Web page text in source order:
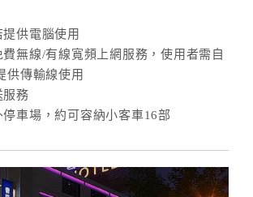
提供電腦使用
費無線/有線寬頻上網服務，使用者需自
供傳輸線使用
服務
停車場，約可容納小客車16部